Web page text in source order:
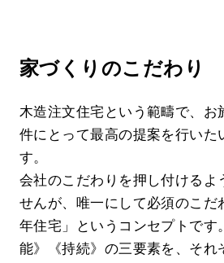
家づくりのこだわり
木造注文住宅という範疇で、お
件にとって最高の提案を行いた
す。
会社のこだわりを押し付けるよ
せんが、唯一にして必須のこだ
年住宅」というコンセプトです
能》《持続》の三要素を、それ